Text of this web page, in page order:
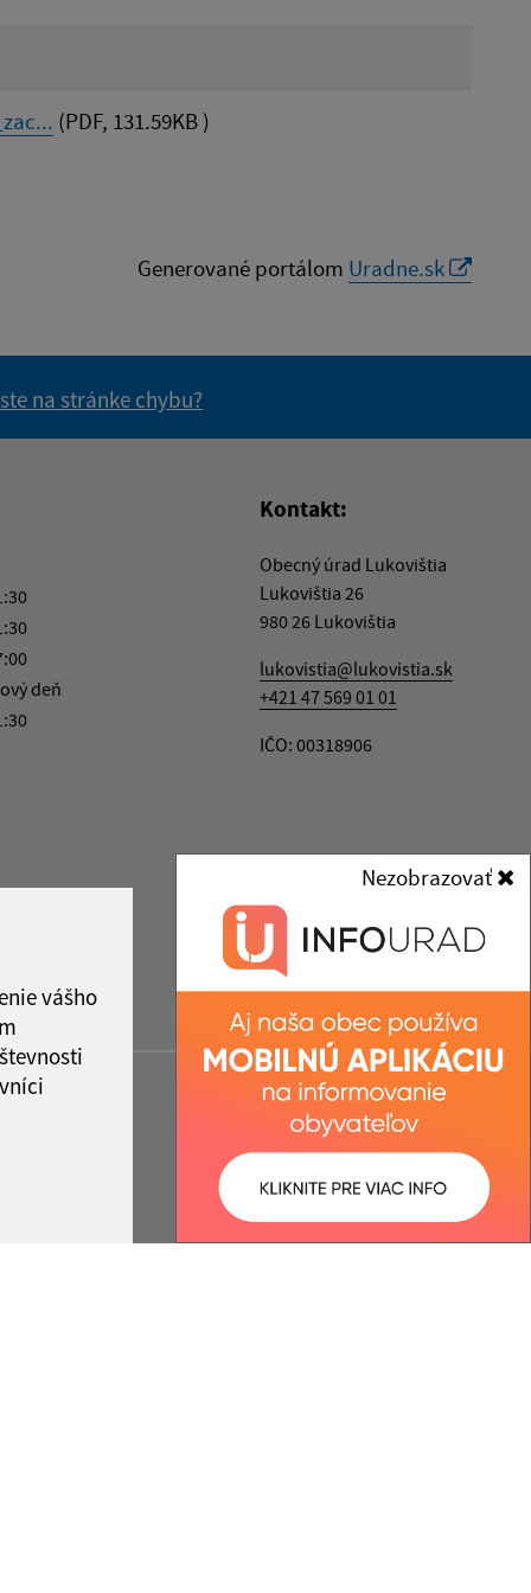
vášho
Nezobrazovať
(PDF, 131.59KB )
Generované portálom Uradne.sk
na stránke chybu?
deň
Kontakt:
Obecný úrad Lukovištia
Lukovištia 26
980 26 Lukovištia
lukovistia@lukovistia.sk
+421 47 569 01 01
IČO: 00318906